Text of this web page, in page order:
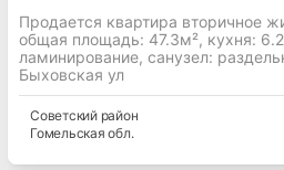
Продается квартира вторичное
общая площадь: 47.3м², кухня:
ламинирование, cанузел:
Быховская ул
Советскийрайон
Гомельская обл.